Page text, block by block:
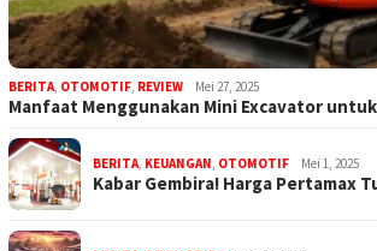
BERITA, OTOMOTIF, REVIEW Mei 27, 2025
Manfaat Menggunakan Mini Excavator
BERITA, KEUANGAN, OTOMOTIF Mei 1, 2025
Kabar Gembira! Harga Pertamax